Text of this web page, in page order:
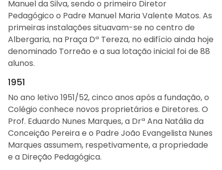
Manuel da Silva, sendo o primeiro Diretor
Pedagógico o Padre Manuel Maria Valente Matos. As
primeiras instalações situavam-se no centro de
Albergaria, na Praça Dª Tereza, no edifício ainda hoje
denominado Torreão e a sua lotação inicial foi de 88
alunos.
1951
No ano letivo 1951/52, cinco anos após a fundação, o
Colégio conhece novos proprietários e Diretores. O
Prof. Eduardo Nunes Marques, a Drª Ana Natália da
Conceição Pereira e o Padre João Evangelista Nunes
Marques assumem, respetivamente, a propriedade
e a Direção Pedagógica.